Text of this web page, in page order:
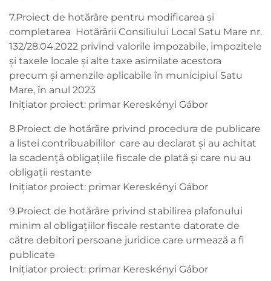
7.Proiect de hotărâre pentru modificarea și
completarea Hotărârii Consiliului Local Satu Mare nr.
132/28.04.2022 privind valorile impozabile, impozitele
și taxele locale și alte taxe asimilate acestora
precum și amenzile aplicabile în municipiul Satu
Mare, în anul 2023
Inițiator proiect: primar Kereskényi Gábor
8.Proiect de hotărâre privind procedura de publicare
a listei contribuabililor care au declarat și au achitat
la scadență obligațiile fiscale de plată și care nu au
obligații restante
Inițiator proiect: primar Kereskényi Gábor
9.Proiect de hotărâre privind stabilirea plafonului
minim al obligațiilor fiscale restante datorate de
către debitori persoane juridice care urmează a fi
publicate
Inițiator proiect: primar Kereskényi Gábor